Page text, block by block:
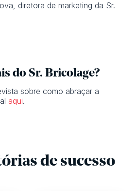
diretora de marketing da Sr.
do Sr. Bricolage?
sobre como abraçar a
aqui.
de sucesso